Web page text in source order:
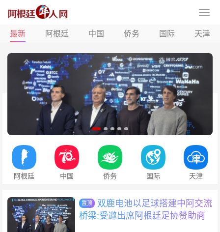
最新 阿根廷 中国 侨务 国际 天津
阿根廷 中国 侨务 国际 天津
置顶
双鹿电池以足球搭建中阿交流
桥梁:受邀出席阿根廷足协赞助商